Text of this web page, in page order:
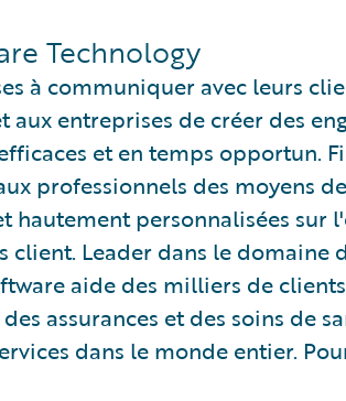
Technology
à communiquer avec leurs
aux entreprises de créer des
et en temps opportun.
professionnels des moyens
hautement personnalisées sur
Leader dans le domaine
aide des milliers de
assurances et des soins de
dans le monde entier.